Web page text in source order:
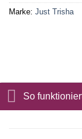
Marke: Just Trisha
So